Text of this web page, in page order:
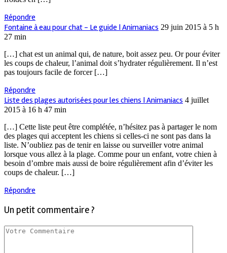
Répondre
Fontaine à eau pour chat - Le guide | Animaniacs 29 juin 2015 à 5 h
27 min
[…] chat est un animal qui, de nature, boit assez peu. Or pour éviter
les coups de chaleur, l’animal doit s’hydrater régulièrement. Il n’est
pas toujours facile de forcer […]
Répondre
Liste des plages autorisées pour les chiens | Animaniacs 4 juillet
2015 à 16 h 47 min
[…] Cette liste peut être complétée, n’hésitez pas à partager le nom
des plages qui acceptent les chiens si celles-ci ne sont pas dans la
liste. N’oubliez pas de tenir en laisse ou surveiller votre animal
lorsque vous allez à la plage. Comme pour un enfant, votre chien à
besoin d’ombre mais aussi de boire régulièrement afin d’éviter les
coups de chaleur. […]
Répondre
Un petit commentaire ?